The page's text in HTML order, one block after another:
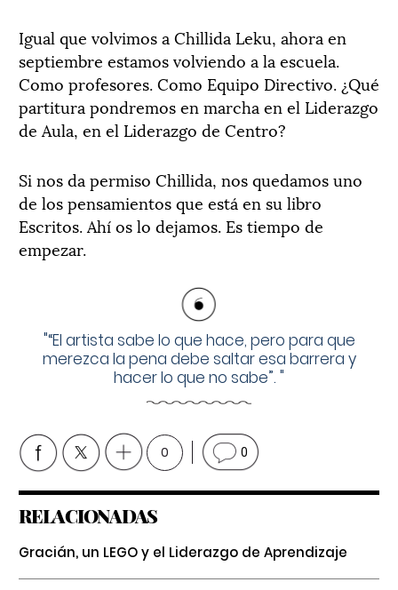
Igual que volvimos a Chillida Leku, ahora en
septiembre estamos volviendo a la escuela.
Como profesores. Como Equipo Directivo. ¿Qué
partitura pondremos en marcha en el Liderazgo
de Aula, en el Liderazgo de Centro?
Si nos da permiso Chillida, nos quedamos uno
de los pensamientos que está en su libro
Escritos. Ahí os lo dejamos. Es tiempo de
empezar.
"“El artista sabe lo que hace, pero para que
merezca la pena debe saltar esa barrera y
hacer lo que no sabe”. "
0 0
RELACIONADAS
Gracián, un LEGO y el Liderazgo de Aprendizaje